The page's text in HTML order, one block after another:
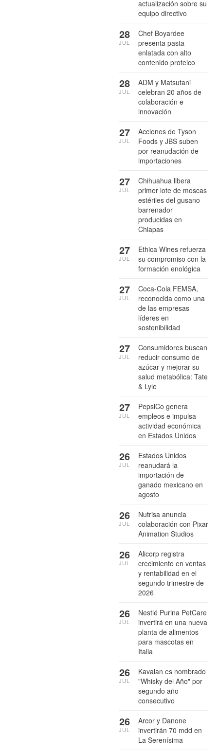
actualización sobre su
equipo directivo
Chef Boyardee
presenta pasta
enlatada con alto
contenido proteico
28
JUL
ADM y Matsutani
celebran 20 años de
colaboración e
innovación
28
JUL
Acciones de Tyson
Foods y JBS suben
por reanudación de
importaciones
27
JUL
Chihuahua libera
primer lote de moscas
estériles del gusano
barrenador
producidas en
Chiapas
27
JUL
Ethica Wines refuerza
su compromiso con la
formación enológica
27
JUL
Coca-Cola FEMSA,
reconocida como una
de las empresas
líderes en
sostenibilidad
27
JUL
Consumidores buscan
reducir consumo de
azúcar y mejorar su
salud metabólica: Tate
& Lyle
27
JUL
PepsiCo genera
empleos e impulsa
actividad económica
en Estados Unidos
27
JUL
Estados Unidos
reanudará la
importación de
ganado mexicano en
agosto
26
JUL
Nutrisa anuncia
colaboración con Pixar
Animation Studios
26
JUL
Alicorp registra
crecimiento en ventas
y rentabilidad en el
segundo trimestre de
2026
26
JUL
Nestlé Purina PetCare
invertirá en una nueva
planta de alimentos
para mascotas en
Italia
26
JUL
Kavalan es nombrado
"Whisky del Año" por
segundo año
consecutivo
26
JUL
Arcor y Danone
invertirán 70 mdd en
La Serenísima
26
JUL